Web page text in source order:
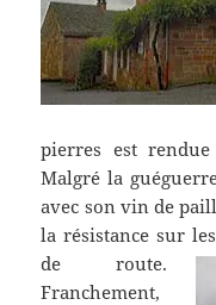
pierres est
Malgré la
avec son vin de
la résistance sur
de route.
Franchement,